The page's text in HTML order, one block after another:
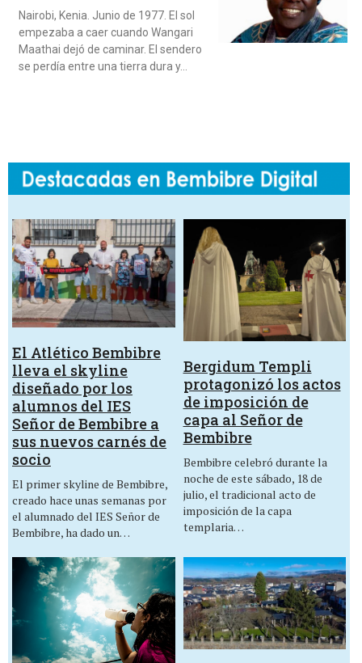
Nairobi, Kenia. Junio de 1977. El sol
empezaba a caer cuando Wangari
Maathai dejó de caminar. El sendero
se perdía entre una tierra dura y…
El Atlético Bembibre
lleva el skyline
diseñado por los
alumnos del IES
Señor de Bembibre a
sus nuevos carnés de
socio
El primer skyline de Bembibre,
creado hace unas semanas por
el alumnado del IES Señor de
Bembibre, ha dado un…
Bergidum Templi
protagonizó los actos
de imposición de
capa al Señor de
Bembibre
Bembibre celebró durante la
noche de este sábado, 18 de
julio, el tradicional acto de
imposición de la capa
templaria…